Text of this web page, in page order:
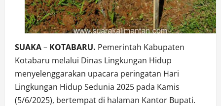
SUAKA– KOTABARU. Pemerintah Kabupaten
Kotabaru melalui Dinas Lingkungan Hidup
menyelenggarakan upacara peringatan Hari
Lingkungan Hidup Sedunia 2025 pada Kamis
(5/6/2025), bertempat di halaman Kantor Bupati.